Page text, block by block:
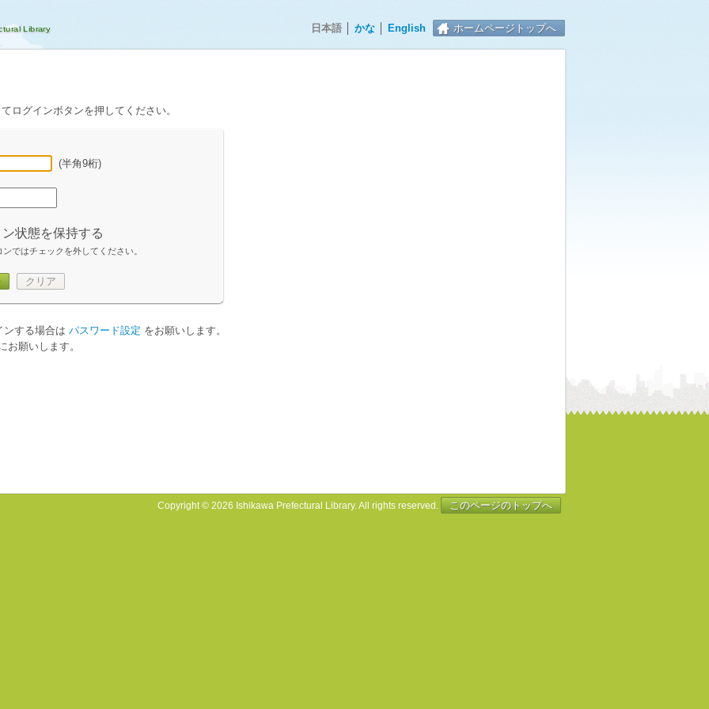
日本語 かな English ホームページトップへ
ログインボタンを押してください。
(半角9桁)
状態を保持する
ではチェックを外してください。
クリア
ンする場合は パスワード設定 をお願いします。
お願いします。
Copyright © 2026 Ishikawa Prefectural Library. All rights reserved. このページのトップへ